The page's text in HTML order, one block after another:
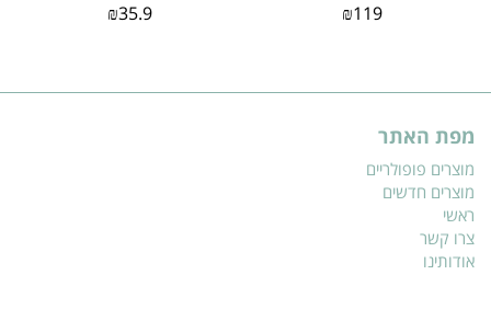
₪119
₪35.9
מפת האתר
מוצרים פופולריים
מוצרים חדשים
ראשי
צרו קשר
אודותינו